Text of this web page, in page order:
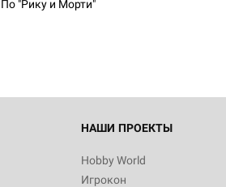
По "Рику и Морти"
НАШИ ПРОЕКТЫ
Hobby World
Игрокон